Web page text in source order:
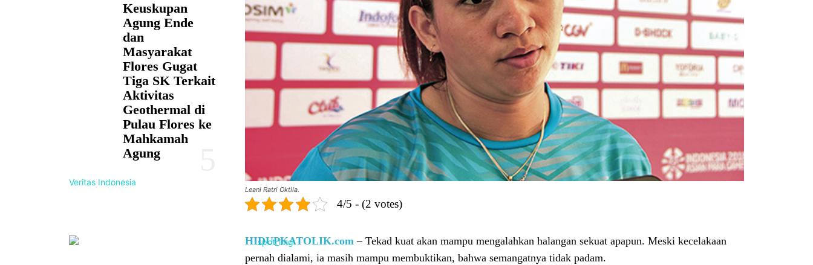
Keuskupan
Agung Ende
dan
Masyarakat
Flores Gugat
Tiga SK Terkait
Aktivitas
Geothermal di
Pulau Flores ke
Mahkamah
Agung
Veritas Indonesia
Leani Ratri Oktila.
4/5 - (2 votes)
HIDUPKATOLIK.com – Tekad kuat akan mampu mengalahkan halangan sekuat apapun. Meski kecelakaan
pernah dialami, ia masih mampu membuktikan, bahwa semangatnya tidak padam.